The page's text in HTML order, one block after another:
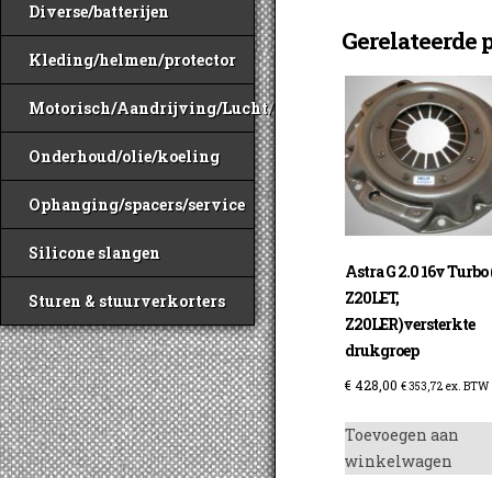
Diverse/batterijen
Kleding/helmen/protector
Motorisch/Aandrijving/Lucht/Benzine
Onderhoud/olie/koeling
Ophanging/spacers/service
Silicone slangen
Sturen & stuurverkorters
Gerelateerde
Astra G 2.0 16v Turbo
Z20LET,
Z20LER)versterkte
drukgroep
€428,00 €353,72 ex. BTW
Toevoegen aan
winkelwagen